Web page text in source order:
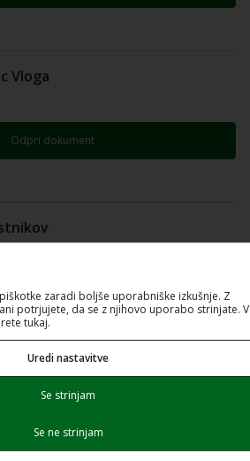
Vloga
Odpri dokument
zaradi boljše uporabniške izkušnje. Z
potrjujete, da se z njihovo uporabo strinjate.
tukaj.
Uredi nastavitve
Se strinjam
Se ne strinjam